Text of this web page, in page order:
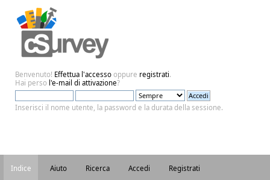
Benvenuto! Effettua l'accesso oppure registrati.
Hai perso l'e-mail di attivazione?
Inserisci il nome utente, la password e la durata della sessione.
Indice Aiuto Ricerca Accedi Registrati